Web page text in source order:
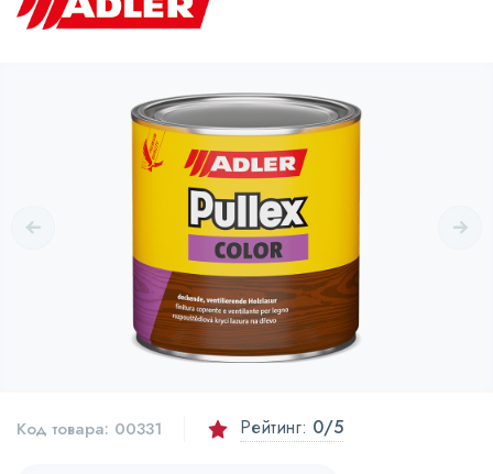
Код товара: 00331 Рейтинг: 0/5